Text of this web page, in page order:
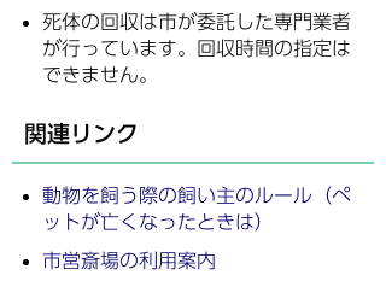
死体の回収は市が委託した専門業者
が行っています。回収時間の指定は
できません。
関連リンク
動物を飼う際の飼い主のルール（ペ
ットが亡くなったときは）
市営斎場の利用案内